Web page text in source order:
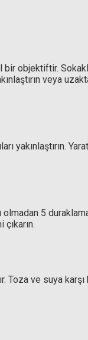
objektiftir.
veya
5
ve suya karşı